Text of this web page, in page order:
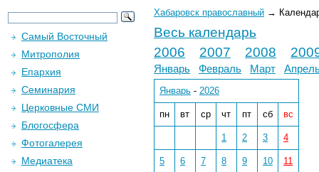
Хабаровск православный →
Весь календарь
2006
2007 2008
Январь Февраль Март
Январь - 2026
пн вт ср чт пт сб вс
1 2 3 4
5 6 7 8 9 10 11
Самый Восточный
Митрополия
Епархия
Семинария
Церковные СМИ
Блогосфера
Фотогалерея
Медиатека